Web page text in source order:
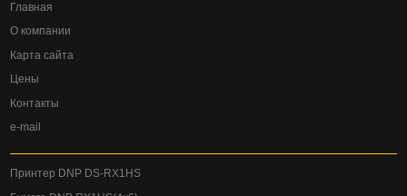
Главная
О компании
Карта сайта
Цены
Контакты
e-mail
Принтер DNP DS-RX1HS